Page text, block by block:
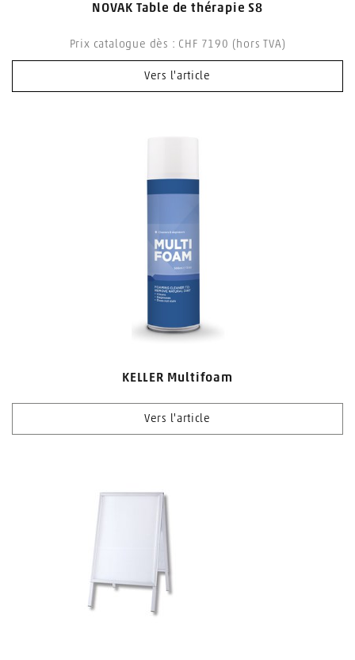
NOVAK Table de thérapie S8
Prix catalogue dès : CHF 7190 (hors TVA)
Vers l'article
KELLER Multifoam
Vers l'article